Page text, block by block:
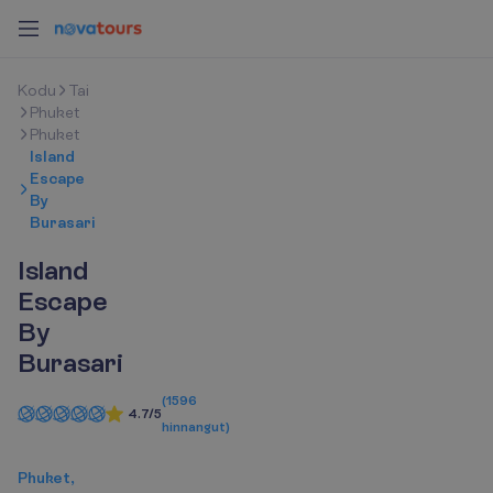
Kodu
Tai
Phuket
Phuket
Island
Escape
By
Burasari
Island
Escape
By
Burasari
4.7/5
(1596
hinnangut)
Phuket,